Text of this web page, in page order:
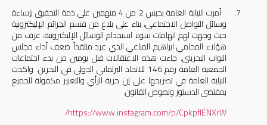
7.
أمرت النيابة العامة بحبس 2 من 4 متهمين على ذمة التحقيق بإساءة
وسائل التواصل الاجتماعي، بناء على بلاغ من قسم الجرائم الإليكترونية
حيث وجهت لهم اتهامات سوء استخدام الوسائل الإليكترونية، عرف من
هؤلاء المحامي ابراهيم المناعي الذي غرد منتقداً ضعف أداء مجلس
النواب البحريني. جاءت هذه الاعتقالات قبل يومين من بدء اجتماعات
الجمعية العامة رقم 146 للاتحاد البرلماني الدولي في البحرين. واكدت
النيابة العامة في تصريحها على إن حرية الرأي والتعبير مكفولة للجميع
بمقتضى الدستور ونصوص القانون.
https://www.instagram.com/p/CpkpflENXrW
/